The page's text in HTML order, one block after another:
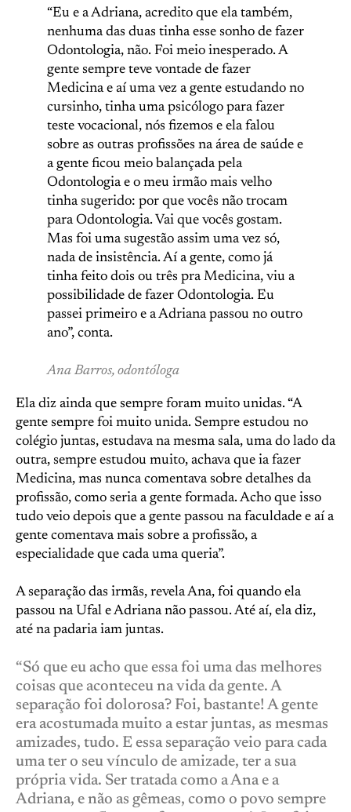
“Eu e a Adriana, acredito que ela também,
nenhuma das duas tinha esse sonho de fazer
Odontologia, não. Foi meio inesperado. A
gente sempre teve vontade de fazer
Medicina e aí uma vez a gente estudando no
cursinho, tinha uma psicólogo para fazer
teste vocacional, nós fizemos e ela falou
sobre as outras profissões na área de saúde e
a gente ficou meio balançada pela
Odontologia e o meu irmão mais velho
tinha sugerido: por que vocês não trocam
para Odontologia. Vai que vocês gostam.
Mas foi uma sugestão assim uma vez só,
nada de insistência. Aí a gente, como já
tinha feito dois ou três pra Medicina, viu a
possibilidade de fazer Odontologia. Eu
passei primeiro e a Adriana passou no outro
ano”, conta.
Ana Barros, odontóloga
Ela diz ainda que sempre foram muito unidas. “A
gente sempre foi muito unida. Sempre estudou no
colégio juntas, estudava na mesma sala, uma do lado da
outra, sempre estudou muito, achava que ia fazer
Medicina, mas nunca comentava sobre detalhes da
profissão, como seria a gente formada. Acho que isso
tudo veio depois que a gente passou na faculdade e aí a
gente comentava mais sobre a profissão, a
especialidade que cada uma queria”.
A separação das irmãs, revela Ana, foi quando ela
passou na Ufal e Adriana não passou. Até aí, ela diz,
até na padaria iam juntas.
“Só que eu acho que essa foi uma das melhores
coisas que aconteceu na vida da gente. A
separação foi dolorosa? Foi, bastante! A gente
era acostumada muito a estar juntas, as mesmas
amizades, tudo. E essa separação veio para cada
uma ter o seu vínculo de amizade, ter a sua
própria vida. Ser tratada como a Ana e a
Adriana, e não as gêmeas, como o povo sempre